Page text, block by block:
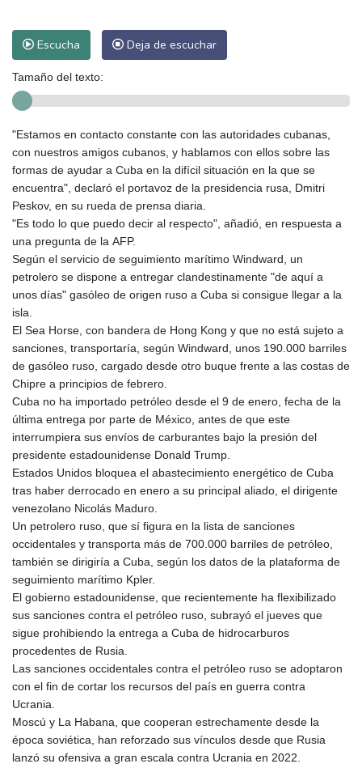
Escucha Deja de escuchar
Tamaño del texto:
"Estamos en contacto constante con las autoridades cubanas,
con nuestros amigos cubanos, y hablamos con ellos sobre las
formas de ayudar a Cuba en la difícil situación en la que se
encuentra", declaró el portavoz de la presidencia rusa, Dmitri
Peskov, en su rueda de prensa diaria.
"Es todo lo que puedo decir al respecto", añadió, en respuesta a
una pregunta de la AFP.
Según el servicio de seguimiento marítimo Windward, un
petrolero se dispone a entregar clandestinamente "de aquí a
unos días" gasóleo de origen ruso a Cuba si consigue llegar a la
isla.
El Sea Horse, con bandera de Hong Kong y que no está sujeto a
sanciones, transportaría, según Windward, unos 190.000 barriles
de gasóleo ruso, cargado desde otro buque frente a las costas de
Chipre a principios de febrero.
Cuba no ha importado petróleo desde el 9 de enero, fecha de la
última entrega por parte de México, antes de que este
interrumpiera sus envíos de carburantes bajo la presión del
presidente estadounidense Donald Trump.
Estados Unidos bloquea el abastecimiento energético de Cuba
tras haber derrocado en enero a su principal aliado, el dirigente
venezolano Nicolás Maduro.
Un petrolero ruso, que sí figura en la lista de sanciones
occidentales y transporta más de 700.000 barriles de petróleo,
también se dirigiría a Cuba, según los datos de la plataforma de
seguimiento marítimo Kpler.
El gobierno estadounidense, que recientemente ha flexibilizado
sus sanciones contra el petróleo ruso, subrayó el jueves que
sigue prohibiendo la entrega a Cuba de hidrocarburos
procedentes de Rusia.
Las sanciones occidentales contra el petróleo ruso se adoptaron
con el fin de cortar los recursos del país en guerra contra
Ucrania.
Moscú y La Habana, que cooperan estrechamente desde la
época soviética, han reforzado sus vínculos desde que Rusia
lanzó su ofensiva a gran escala contra Ucrania en 2022.